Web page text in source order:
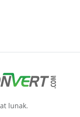
lunak.